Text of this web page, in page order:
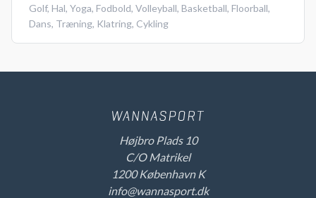
Golf, Hal, Yoga, Fodbold, Volleyball, Basketball, Floorball,
Dans, Træning, Klatring, Cykling
Højbro Plads 10
C/O Matrikel
1200 København K
info@wannasport.dk